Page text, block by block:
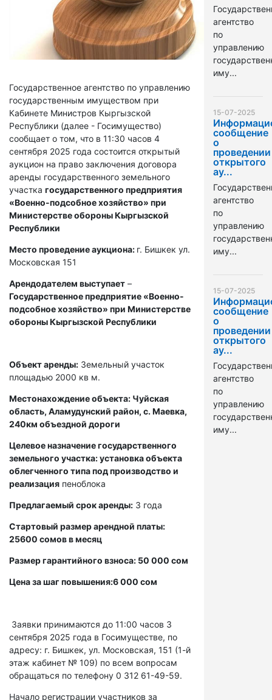
Государственное агентство по управлению
государственным имуществом при
Кабинете Министров Кыргызской
Республики (далее - Госимущество)
сообщает о том, что в 11:30 часов 4
сентября 2025 года состоится открытый
аукцион на право заключения договора
аренды государственного земельного
участка государственного предприятия
«Военно-подсобное хозяйство» при
Министерстве обороны Кыргызской
Республики
Место проведение аукциона: г. Бишкек ул.
Московская 151
Арендодателем выступает –
Государственное предприятие «Военно-
подсобное хозяйство» при Министерстве
обороны Кыргызской Республики
Объект аренды: Земельный участок
площадью 2000 кв м.
Местонахождение объекта: Чуйская
область, Аламудунский район, с. Маевка,
240км объездной дороги
Целевое назначение государственного
земельного участка: установка объекта
облегченного типа под производство и
реализация пеноблока
Предлагаемый срок аренды: 3 года
Стартовый размер арендной платы:
25600 сомов в месяц
Размер гарантийного взноса: 50 000 сом
Цена за шаг повышения:6 000 сом
Заявки принимаются до 11:00 часов 3
сентября 2025 года в Госимуществе, по
адресу: г. Бишкек, ул. Московская, 151 (1-й
этаж кабинет № 109) по всем вопросам
обращаться по телефону 0 312 61-49-59.
Начало регистрации участников за
агентство
по
управлению
иму...
15-07-2025
сообщение
о
проведении
открытого
ау...
агентство
по
управлению
иму...
15-07-2025
сообщение
о
проведении
открытого
ау...
агентство
по
управлению
иму...